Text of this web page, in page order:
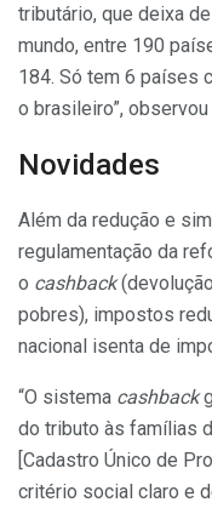
tributário, que deixa
mundo, entre 190
184. Só tem 6 países
o brasileiro”, observou
Novidades
Além da redução e
regulamentação da
o cashback
pobres), impostos
nacional isenta de
“O sistema cashback
do tributo às famílias
[Cadastro Único de
critério social claro e